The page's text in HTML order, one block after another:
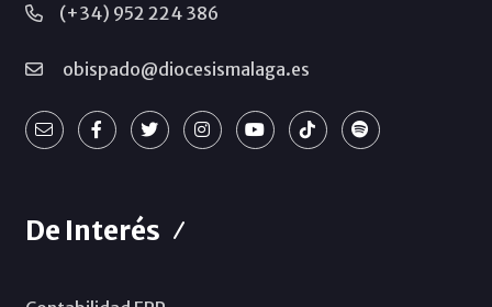
(+34) 952 224 386
obispado@diocesismalaga.es
De Interés